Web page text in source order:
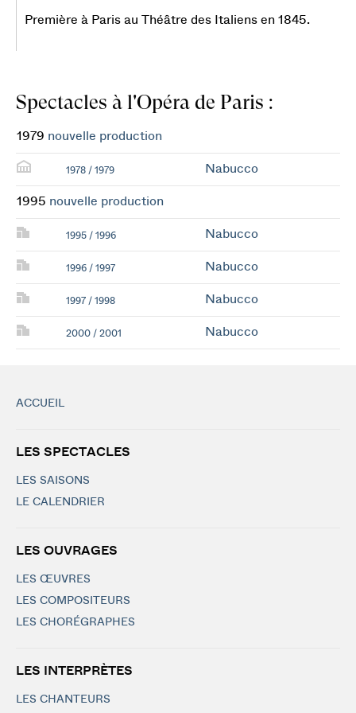
Première à Paris au Théâtre des Italiens en 1845.
Spectacles à l'Opéra de Paris :
1979 nouvelle production
1978 / 1979 Nabucco
1995 nouvelle production
1995 / 1996 Nabucco
1996 / 1997 Nabucco
1997 / 1998 Nabucco
2000 / 2001 Nabucco
ACCUEIL
LES SPECTACLES
LES SAISONS
LE CALENDRIER
LES OUVRAGES
LES ŒUVRES
LES COMPOSITEURS
LES CHORÉGRAPHES
LES INTERPRÈTES
LES CHANTEURS